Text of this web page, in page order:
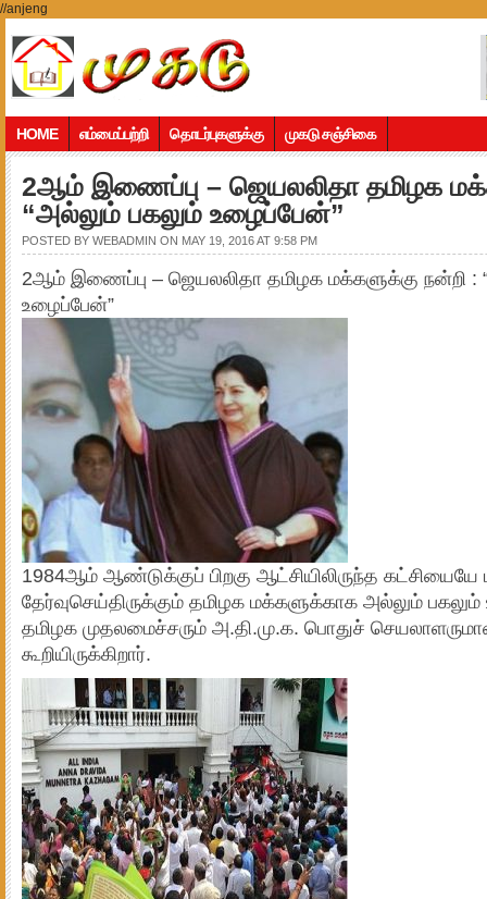
//anjeng
HOME எம்மைப்பற்றி தொடர்புகளுக்கு முகடு சஞ்சிகை
2ஆம் இணைப்பு – ஜெயலலிதா தமிழக
“அல்லும் பகலும் உழைப்பேன்”
POSTED BY WEBADMIN ON MAY 19, 2016 AT 9:58 PM
2ஆம் இணைப்பு – ஜெயலலிதா தமிழக மக்களுக்கு நன்றி :
உழைப்பேன்”
1984ஆம் ஆண்டுக்குப் பிறகு ஆட்சியிலிருந்த
தேர்வுசெய்திருக்கும் தமிழக மக்களுக்காக அல்லும்
தமிழக முதலமைச்சரும் அ.தி.மு.க. பொதுச்
கூறியிருக்கிறார்.